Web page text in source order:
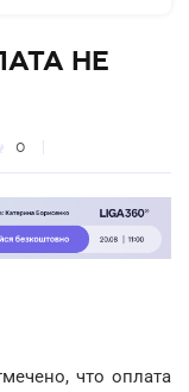
НЕ
0
что оплата